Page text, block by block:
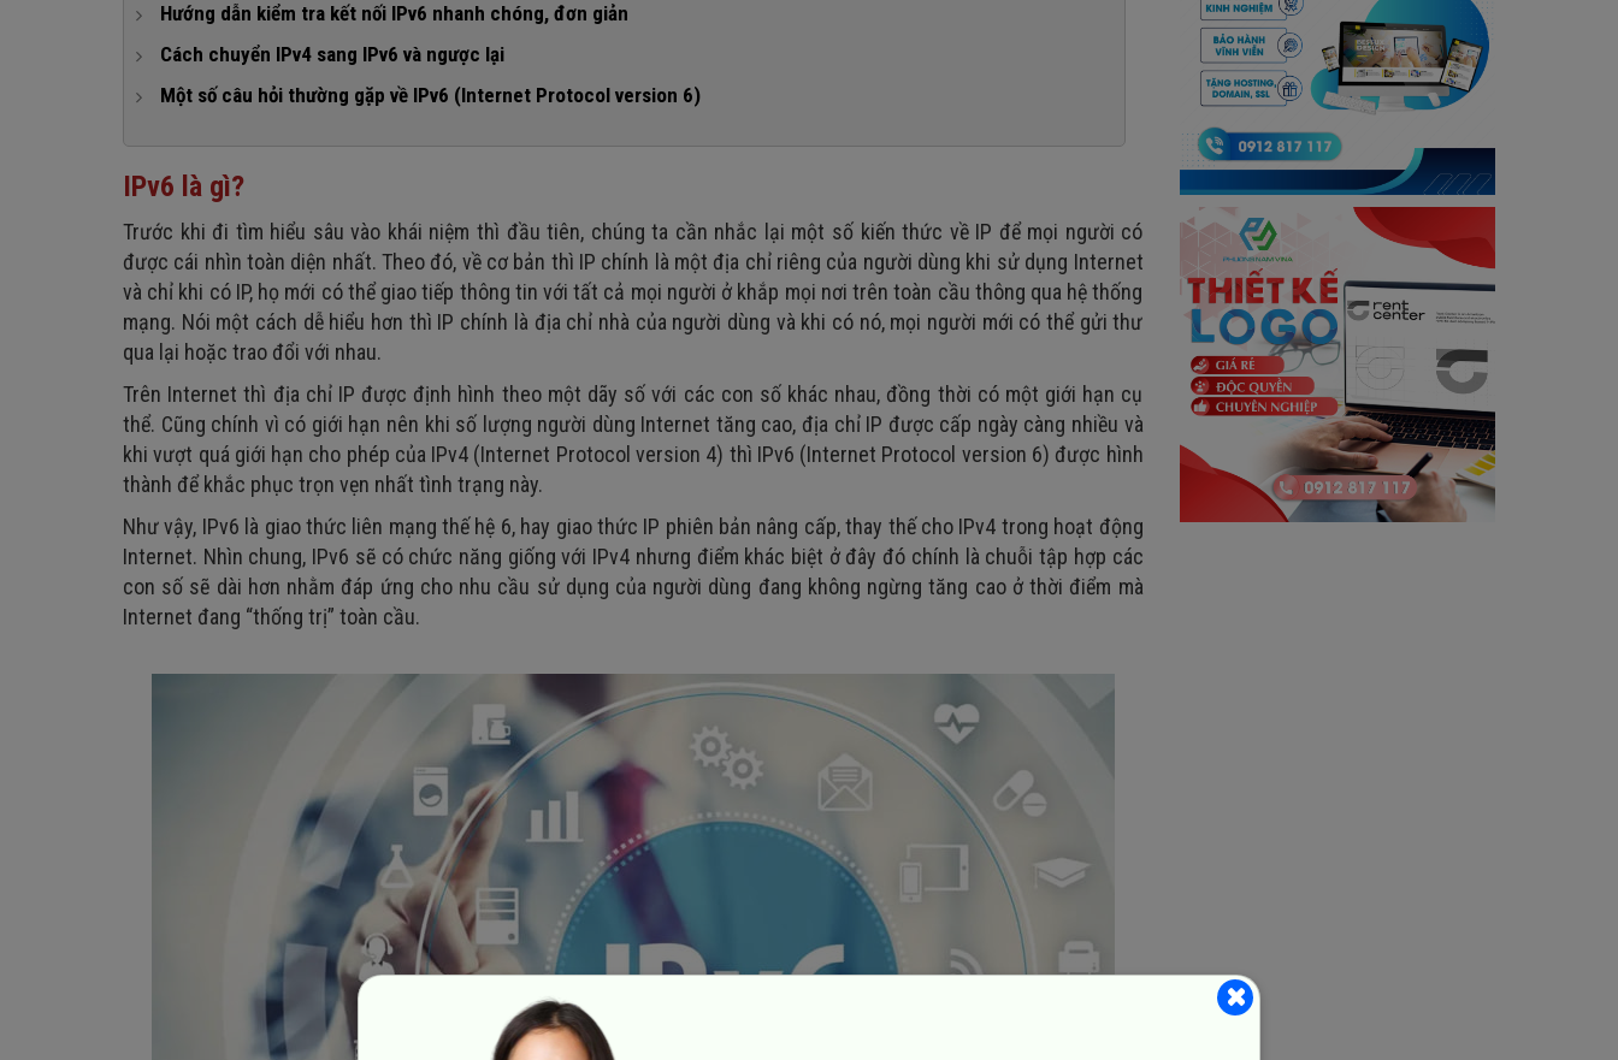
Hướng dẫn kiểm tra kết nối IPv6 nhanh chóng, đơn giản
1. Hướng dẫn kiểm tra IPv6 của nhà mạng
2. Cách kiểm tra máy tính của bạn đã sẵn sàng với IPv6 hay chưa?
Cách chuyển IPv4 sang IPv6 và ngược lại
1. Cách chuyển IPv4 sang IPv6
Chuyển IPv4 sang IPv6 bằng phương thức trực tiếp
2. Cách chuyển IPv6 sang IPv4
Chuyển IPv6 sang IPv4 thủ công
Chuyển IPv6 sang IPv4 trực tiếp
Một số câu hỏi thường gặp về IPv6 (Internet Protocol version 6)
2. IPv6 có nhanh hơn IPv4 không?
4. Có nên chuyển sang IPv6 không?
5. Làm sao để bảo vệ được địa chỉ IP của mình?
IPv6 là gì?
Trước khi đi tìm hiểu sâu vào khái niệm thì đầu tiên, chúng ta cần nhắc lại một số kiến thức về IP để mọi người có
được cái nhìn toàn diện nhất. Theo đó, về cơ bản thì IP chính là một địa chỉ riêng của người dùng khi sử dụng Internet
và chỉ khi có IP, họ mới có thể giao tiếp thông tin với tất cả mọi người ở khắp mọi nơi trên toàn cầu thông qua hệ thống
mạng. Nói một cách dễ hiểu hơn thì IP chính là địa chỉ nhà của người dùng và khi có nó, mọi người mới có thể gửi thư
qua lại hoặc trao đổi với nhau.
Trên Internet thì địa chỉ IP được định hình theo một dãy số với các con số khác nhau, đồng thời có một giới hạn cụ
thể. Cũng chính vì có giới hạn nên khi số lượng người dùng Internet tăng cao, địa chỉ IP được cấp ngày càng nhiều và
khi vượt quá giới hạn cho phép của IPv4 (Internet Protocol version 4) thì IPv6 (Internet Protocol version 6) được hình
thành để khắc phục trọn vẹn nhất tình trạng này.
Như vậy, IPv6 là giao thức liên mạng thế hệ 6, hay giao thức IP phiên bản nâng cấp, thay thế cho IPv4 trong hoạt động
Internet. Nhìn chung, IPv6 sẽ có chức năng giống với IPv4 nhưng điểm khác biệt ở đây đó chính là chuỗi tập hợp các
con số sẽ dài hơn nhằm đáp ứng cho nhu cầu sử dụng của người dùng đang không ngừng tăng cao ở thời điểm mà
Internet đang “thống trị” toàn cầu.